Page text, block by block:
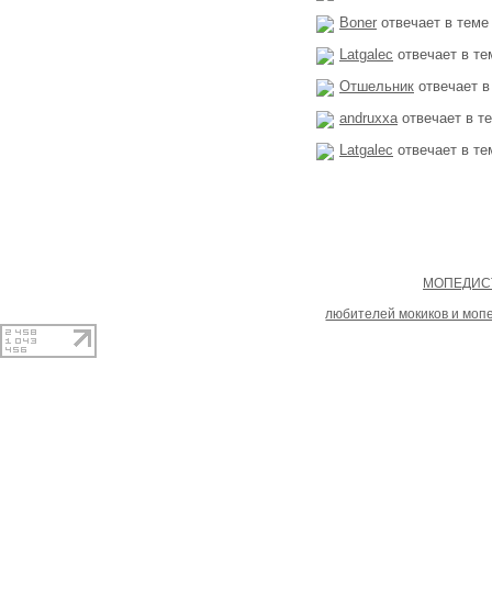
Boner отвечает в теме
Latgalec отвечает в
Отшельник отвечает
andruxxaотвечает в
Latgalec отвечает в
любителей мокиков и